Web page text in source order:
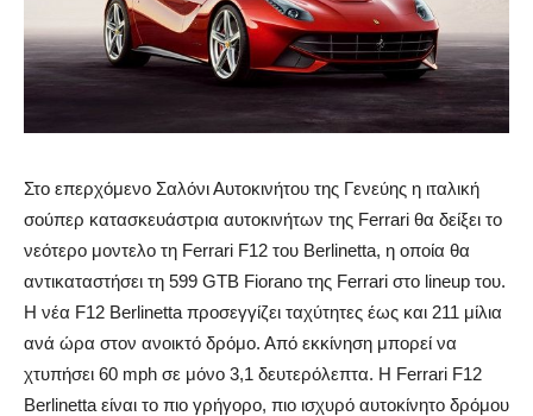
Στο επερχόμενο Σαλόνι Αυτοκινήτου της Γενεύης η ιταλική
σούπερ κατασκευάστρια αυτοκινήτων της Ferrari θα δείξει το
νεότερο μοντελο τη Ferrari F12 του Berlinetta, η οποία θα
αντικαταστήσει τη 599 GTB Fiorano της Ferrari στο lineup του.
Η νέα F12 Berlinetta προσεγγίζει ταχύτητες έως και 211 μίλια
ανά ώρα στον ανοικτό δρόμο. Από εκκίνηση μπορεί να
χτυπήσει 60 mph σε μόνο 3,1 δευτερόλεπτα. Η Ferrari F12
Berlinetta είναι το πιο γρήγορο, πιο ισχυρό αυτοκίνητο δρόμου